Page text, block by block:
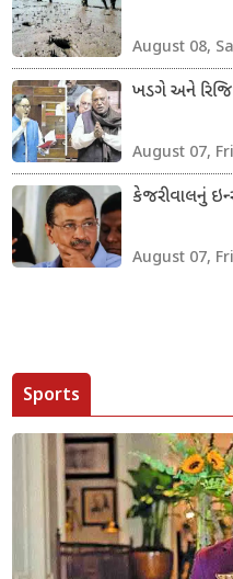
August 08,
ખડગે અને
August 07,
કેજરીવાલનું
August 07,
Sports